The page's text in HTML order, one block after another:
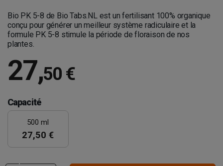
Bio PK 5-8 de Bio Tabs.NL est un fertilisant 100% organique
conçu pour générer un meilleur système radiculaire et la
formule PK 5-8 stimule la période de floraison de nos
plantes.
27,50 €
Capacité
500 ml
27,50 €